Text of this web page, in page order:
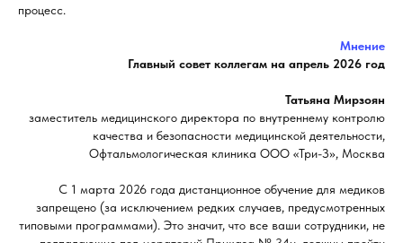
процесс.
Мнение
Главный совет коллегам на апрель 2026 год
Татьяна Мирзоян
заместитель медицинского директора по внутреннему контролю
качества и безопасности медицинской деятельности,
Офтальмологическая клиника ООО «Три-З», Москва
С 1 марта 2026 года дистанционное обучение для медиков
запрещено (за исключением редких случаев, предусмотренных
типовыми программами). Это значит, что все ваши сотрудники, не